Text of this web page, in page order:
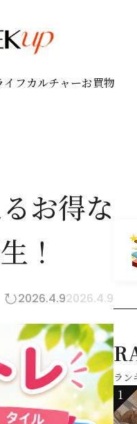
イフカルチャーお買物
お得な
！
2026.4.92026.4.9
ラン
1